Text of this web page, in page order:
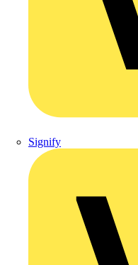
Signify